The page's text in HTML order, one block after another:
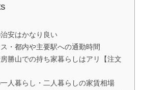
安はかなり良い
・都内や主要駅への通勤時間
房勝山での持ち家暮らしはアリ【注文
人暮らし・二人暮らしの家賃相場